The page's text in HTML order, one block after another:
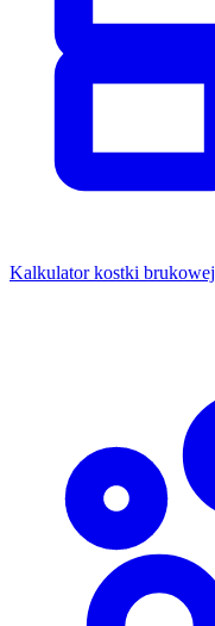
Kalkulator kostki brukowej